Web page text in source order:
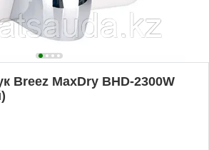
Breez MaxDry BHD-2300W